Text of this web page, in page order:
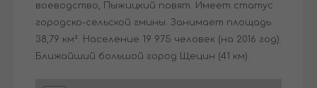
воеводство, Пыжицкий повят. Имеет статус
городско-сельской гмины. Занимает площадь
38,79 км². Население 19 975 человек (на 2016 год).
Ближайший большой город Щецин (41 км).